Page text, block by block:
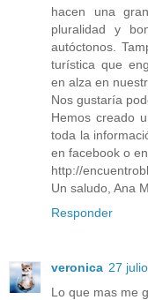
hacen una
pluralidad y
autóctonos.
turística que
en alza en
Nos gustaría
Hemos creado
toda la
en facebook o
http://
Un saludo, Ana
Responder
veronica 27
Lo que mas me